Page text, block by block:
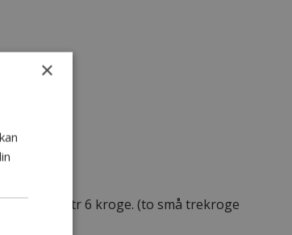
med 2 x str 6 kroge. (to små trekroge
×